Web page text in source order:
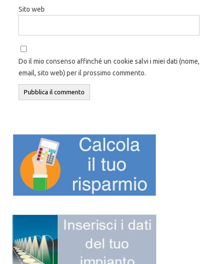
Sito web
Do il mio consenso affinché un cookie salvi i miei dati (nome,
email, sito web) per il prossimo commento.